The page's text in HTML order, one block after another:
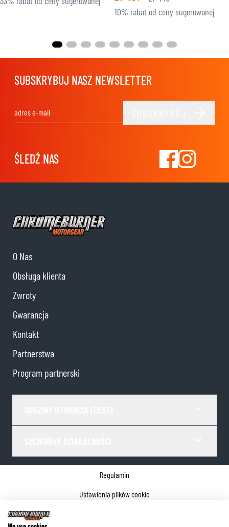
10% rabat od ceny sugerowanej
SUBSKRYBUJ NASZ NEWSLETTER
ŚLEDŹ NAS
O Nas
Obsługa klienta
Zwroty
Gwarancja
Kontakt
Partnerstwa
Program partnerski
Regulamin
Ustawienia plików cookie